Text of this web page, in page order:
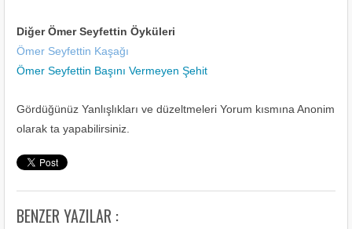
Diğer Ömer Seyfettin Öyküleri
Ömer Seyfettin Kaşağı
Ömer Seyfettin Başını Vermeyen Şehit
Gördüğünüz Yanlışlıkları ve düzeltmeleri Yorum kısmına Anonim
olarak ta yapabilirsiniz.
BENZER YAZILAR :